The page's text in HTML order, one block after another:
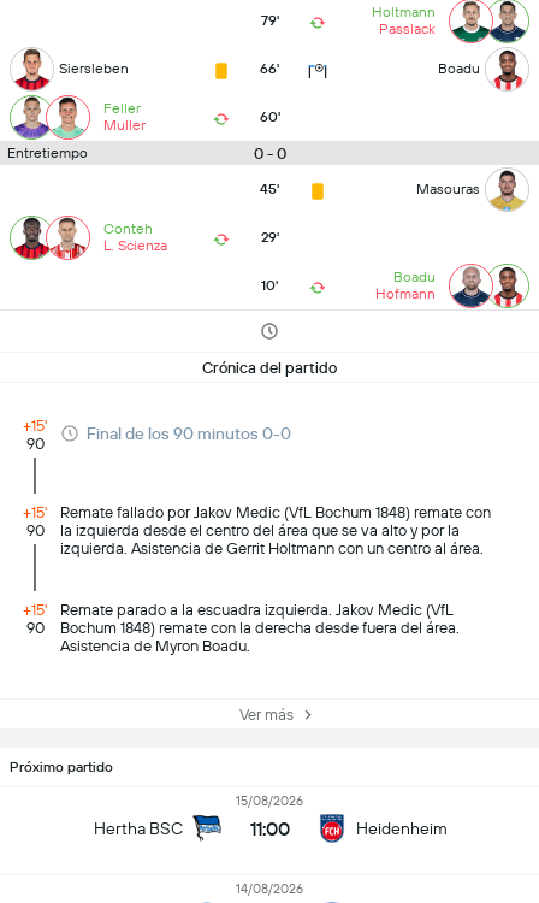
79'
Holtmann
Passlack
Siersleben 66' Boadu
Feller
Muller
60'
Entretiempo 0 - 0
45' Masouras
Conteh
L. Scienza
29'
10'
Boadu
Hofmann
Crónica del partido
+15'
90
Final de los 90 minutos 0-0
+15'
90
Remate fallado por Jakov Medic (VfL Bochum 1848) remate con
la izquierda desde el centro del área que se va alto y por la
izquierda. Asistencia de Gerrit Holtmann con un centro al área.
+15'
90
Remate parado a la escuadra izquierda. Jakov Medic (VfL
Bochum 1848) remate con la derecha desde fuera del área.
Asistencia de Myron Boadu.
Ver más
Próximo partido
Hertha BSC
15/08/2026
11:00 Heidenheim
14/08/2026